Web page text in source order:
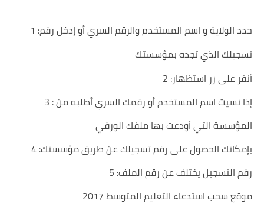
1 :حدد الولاية و اسم المستخدم والرقم السري أو إدخل رقم
تسجيلك الذي تجده بمؤسستك
2 :أنقر على زر استظهار
3 : إذا نسيت اسم المستخدم أو رقمك السري أطلبه من
المؤسسة التي أودعت بها ملفك الورقي
4 :بإمكانك الحصول على رقم تسجيلك عن طريق مؤسستك
5 :رقم التسجيل يختلف عن رقم الملف
موقع سحب استدعاء التعليم المتوسط 2017